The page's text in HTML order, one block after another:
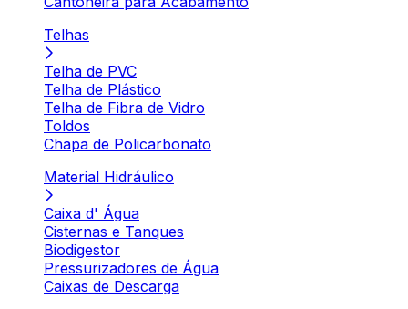
Telhas
Telha de PVC
Telha de Plástico
Telha de Fibra de Vidro
Toldos
Chapa de Policarbonato
Material Hidráulico
Caixa d' Água
Cisternas e Tanques
Biodigestor
Pressurizadores de Água
Caixas de Descarga